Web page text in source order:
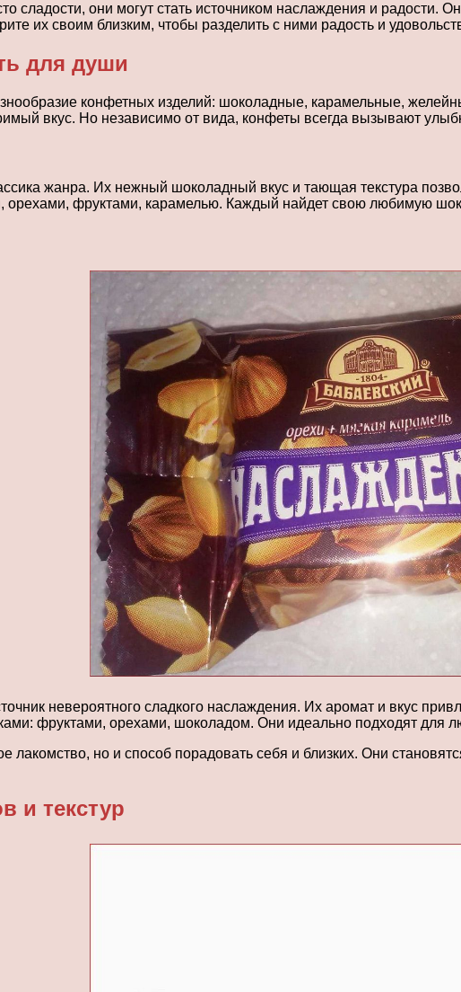
сладости, они могут стать источником наслаждения и радости.
их своим близким, чтобы разделить с ними радость и
для души
конфетных изделий: шоколадные, карамельные,
вкус. Но независимо от вида, конфеты всегда вызывают
жанра. Их нежный шоколадный вкус и тающая текстура
орехами, фруктами, карамелью. Каждый найдет свою любимую
невероятного сладкого наслаждения. Их аромат и вкус
фруктами, орехами, шоколадом. Они идеально подходят для
лакомство, но и способ порадовать себя и близких. Они
и текстур